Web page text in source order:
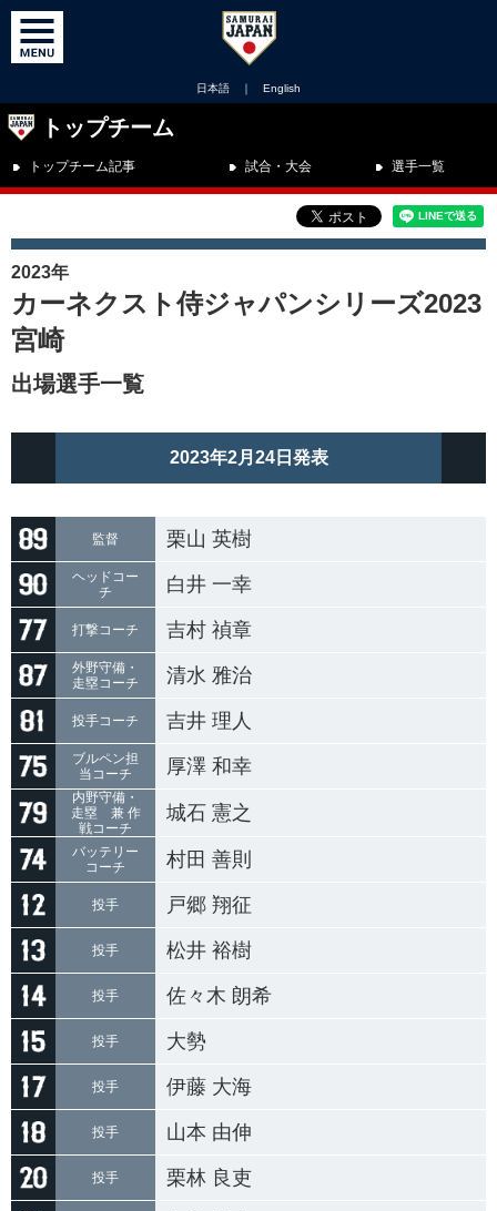
日本語 ｜ English
トップチーム
トップチーム記事 試合・大会 選手一覧
2023年
カーネクスト侍ジャパンシリーズ2023
宮崎
出場選手一覧
2023年2月24日発表
監督 栗山 英樹
ヘッドコー
チ
白井 一幸
打撃コーチ 吉村 禎章
外野守備・
走塁コーチ
清水 雅治
投手コーチ 吉井 理人
ブルペン担
当コーチ
厚澤 和幸
内野守備・
走塁 兼 作
戦コーチ
城石 憲之
バッテリー
コーチ
村田 善則
投手 戸郷 翔征
投手 松井 裕樹
投手 佐々木 朗希
投手 大勢
投手 伊藤 大海
投手 山本 由伸
投手 栗林 良吏